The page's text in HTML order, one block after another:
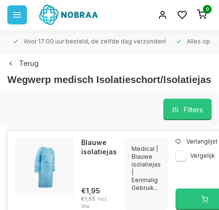
0
Voor 17:00 uur besteld, de zelfde dag verzonden! Alles op
Terug
Wegwerp medisch Isolatieschort/Isolatiejas
Filters
Blauwe
isolatiejas
€1,95
€1,95 Incl.
btw
Medical |
Blauwe
isolatiejas
Eenmalig
Gebruik...
Verlanglijst
Vergelijk